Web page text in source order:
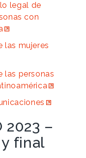
legal de
con
las mujeres
las personas
2023 –
final